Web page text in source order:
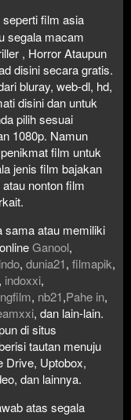
film asia
segala macam
, Horror Ataupun
disini secara gratis.
bluray, web-dl, hd,
disini dan untuk
pilih sesuai
1080p. Namun
film untuk
jenis film bajakan
nonton film
sama atau memiliki
Ganool,
, dunia21, filmapik,
, indoxxi,
, nb21,Pahe in,
, dan lain-lain.
di situs
tautan menuju
Drive, Uptobox,
dan lainnya.
atas segala